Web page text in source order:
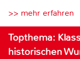
>> mehr erfahren
Topthema:
historischen